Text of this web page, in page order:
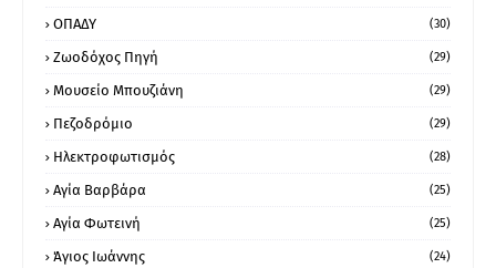
ΟΠΑΔΥ (30)
Ζωοδόχος Πηγή (29)
Μουσείο Μπουζιάνη (29)
Πεζοδρόμιο (29)
Ηλεκτροφωτισμός (28)
Αγία Βαρβάρα (25)
Αγία Φωτεινή (25)
Άγιος Ιωάννης (24)